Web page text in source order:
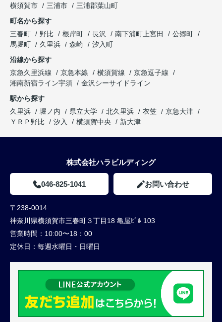
横須賀市
三浦市
三浦郡葉山町
町名から探す
三春町
野比 根岸町 長沢 南下浦町上宮田
公郷町
馬堀町
久里浜 森崎
汐入町
沿線から探す
京急久里浜線
京急本線 横須賀線
京急逗子線
湘南新宿ライン宇須
金沢シーサイドライン
駅から探す
久里浜
堀ノ内 県立大学 北久里浜 衣笠
京急大津
ＹＲＰ野比
汐入 横須賀中央 新大津
株式会社ハラビルディング
046-825-1041 お問い合わせ
〒238-0014
神奈川県横須賀市三春町３丁目18 亀屋ﾋﾞﾙ 103
営業時間： 10:00〜18：00
定休日： 毎週水曜日・日曜日